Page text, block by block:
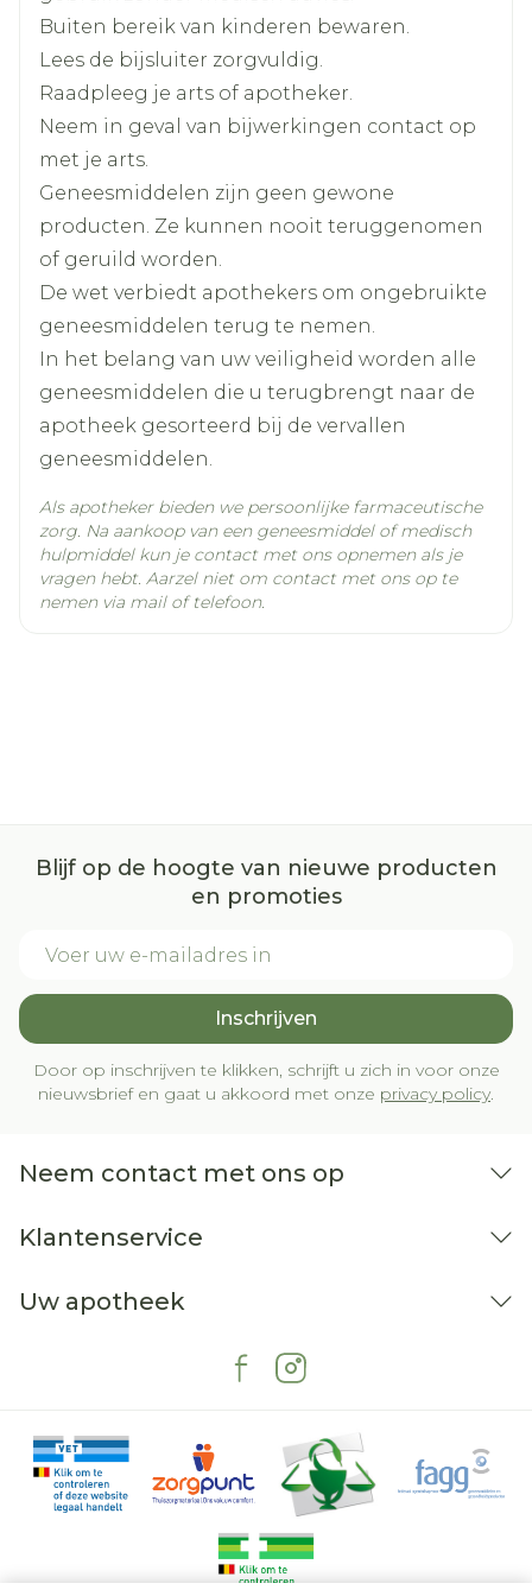
U heeft een cerebrovasculaire of andere
actieve bloeding.
U heeft onopgehelderde stoornissen van de
bloedvorming.
U heeft een ernstige uitdroging (veroorzaakt
door braken, diarree of onvoldoende
vochtinname).
U bent in de laatste drie maanden van de
zwangerschap (zie verder).
Breedte
46 mm
Diepte 42 mm
Hoeveelheid
Verpakking
30
Actieve
Ingrediënten
ibuprofen
Behoud
Kamertemperatuur (15°C -
25°C)
Buiten bereik van kinderen bewaren.
Lees de bijsluiter zorgvuldig.
Raadpleeg je arts of apotheker.
Neem in geval van bijwerkingen contact op
met je arts.
Geneesmiddelen zijn geen gewone
producten. Ze kunnen nooit teruggenomen
of geruild worden.
De wet verbiedt apothekers om ongebruikte
geneesmiddelen terug te nemen.
In het belang van uw veiligheid worden alle
geneesmiddelen die u terugbrengt naar de
apotheek gesorteerd bij de vervallen
geneesmiddelen.
Als apotheker bieden we persoonlijke farmaceutische
zorg. Na aankoop van een geneesmiddel of medisch
hulpmiddel kun je contact met ons opnemen als je
vragen hebt. Aarzel niet om contact met ons op te
nemen via mail of telefoon.
Blijf op de hoogte van nieuwe producten
en promoties
Inschrijven
Door op inschrijven te klikken, schrijft u zich in voor onze
nieuwsbrief en gaat u akkoord met onze privacy policy.
Neem contact met ons op
Klantenservice
Uw apotheek